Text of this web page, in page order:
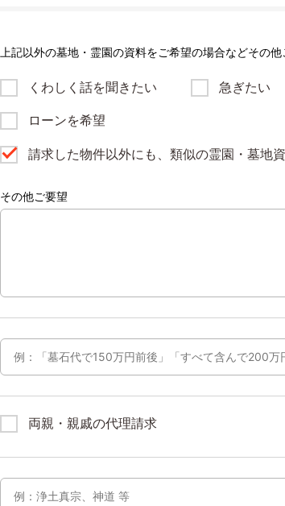
上記以外の墓地・霊園の資料をご希望の場合などその
くわしく話を聞きたい 急ぎたい
ローンを希望
請求した物件以外にも、類似の霊園・墓地
その他ご要望
両親・親戚の代理請求